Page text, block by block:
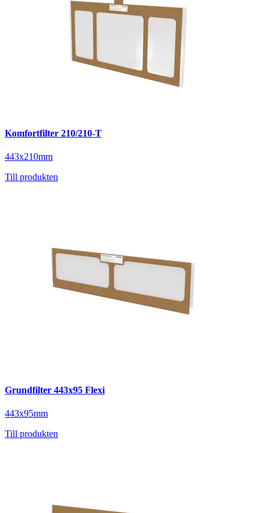
Komfortfilter 210/210-T
443x210mm
Till produkten
Grundfilter 443x95 Flexi
443x95mm
Till produkten